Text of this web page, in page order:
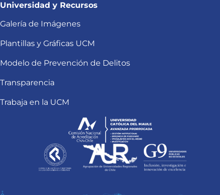
Universidad y Recursos
Galería de Imágenes
Plantillas y Gráficas UCM
Modelo de Prevención de Delitos
Transparencia
Trabaja en la UCM